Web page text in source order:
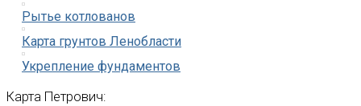
Рытье котлованов
Карта грунтов Ленобласти
Укрепление фундаментов
Карта Петрович: